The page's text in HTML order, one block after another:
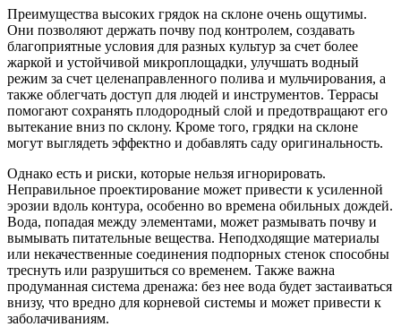
Преимущества высоких грядок на склоне очень ощутимы.
Они позволяют держать почву под контролем, создавать
благоприятные условия для разных культур за счет более
жаркой и устойчивой микроплощадки, улучшать водный
режим за счет целенаправленного полива и мульчирования, а
также облегчать доступ для людей и инструментов. Террасы
помогают сохранять плодородный слой и предотвращают его
вытекание вниз по склону. Кроме того, грядки на склоне
могут выглядеть эффектно и добавлять саду оригинальность.
Однако есть и риски, которые нельзя игнорировать.
Неправильное проектирование может привести к усиленной
эрозии вдоль контура, особенно во времена обильных дождей.
Вода, попадая между элементами, может размывать почву и
вымывать питательные вещества. Неподходящие материалы
или некачественные соединения подпорных стенок способны
треснуть или разрушиться со временем. Также важна
продуманная система дренажа: без нее вода будет застаиваться
внизу, что вредно для корневой системы и может привести к
заболачиваниям.